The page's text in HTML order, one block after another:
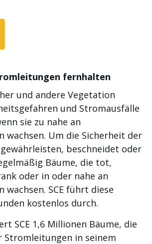
fernhalten
und andere Vegetation
und Stromausfälle
sie zu nahe an
wachsen. Um die Sicherheit der
beschneidet oder
Bäume, die tot,
oder in oder nahe an
wachsen. SCE führt diese
kostenlos durch.
SCE 1,6 Millionen Bäume, die
Stromleitungen in seinem